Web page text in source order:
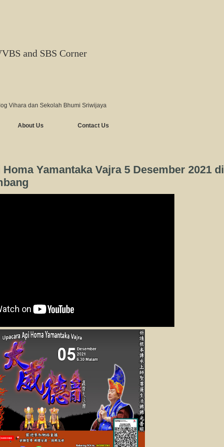
and SBS Corner
Vihara dan Sekolah Bhumi Sriwijaya
About Us Contact Us
Yamantaka Vajra 5 Desember 2021 di